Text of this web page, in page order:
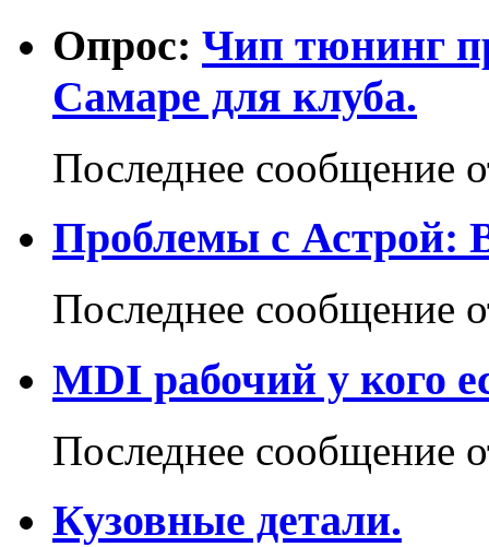
Опрос: Чип тюнинг
Самаре для клуба.
Последнее сообщение
Проблемы с Астрой:
Последнее сообщение
MDI рабочий у кого
Последнее сообщение
Кузовные детали.